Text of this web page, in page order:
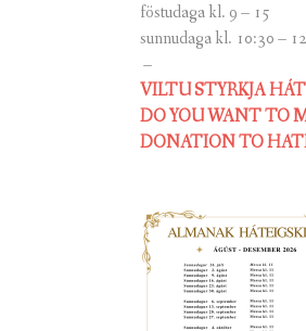
föstudaga kl. 9 – 15
sunnudaga kl. 10:30 –
–
VILTU STYRKJA
DO YOU WANT TO
DONATION TO